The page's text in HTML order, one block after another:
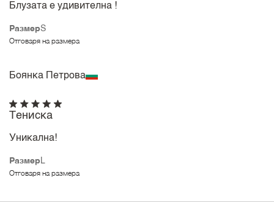
РазмерS
Отговаря на размера
Блузата е удивителна !
Боянка Петрова
Размер L
Отговаря на размера
Тениска
Уникална!